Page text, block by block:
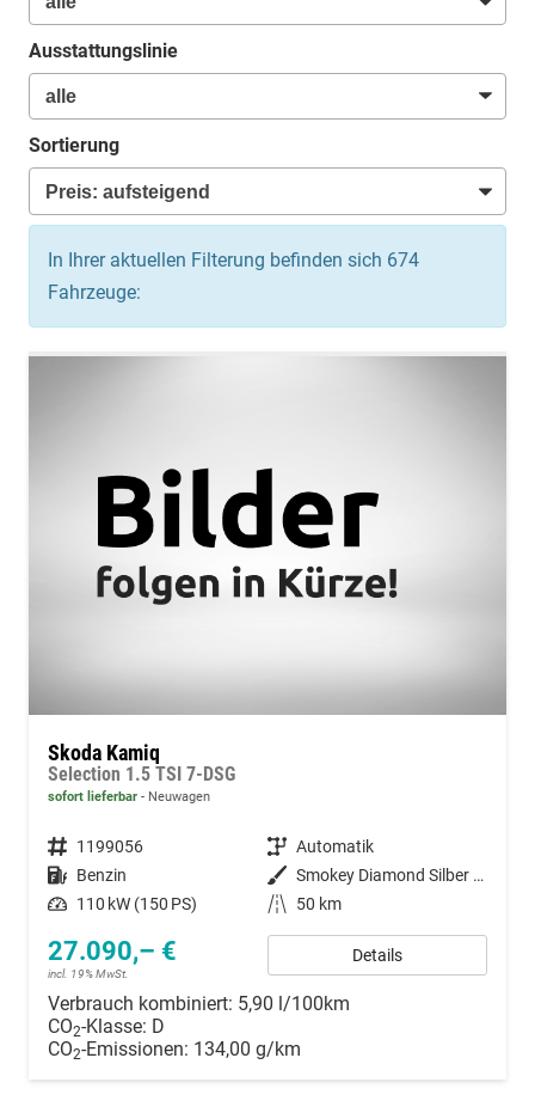
Ausstattungslinie
Sortierung
In Ihrer aktuellen Filterung befinden sich 674
Fahrzeuge:
Skoda Kamiq
Selection 1.5 TSI 7-DSG
sofort lieferbar Neuwagen
Fahrzeugnummer 1199056 Getriebe Automatik
Kraftstoff Benzin Außenfarbe
Smokey Diamond Silber Metallic
Leistung 110 kW (150 PS) Kilometerstand 50 km
27.090,– €
incl. 19% MwSt.
Details
Verbrauch kombiniert: 5,90 l/100km
CO2-Klasse: D
CO2-Emissionen: 134,00 g/km